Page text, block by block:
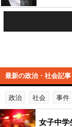
最新の政治・社会記事
政治 社会 事件
女子中学